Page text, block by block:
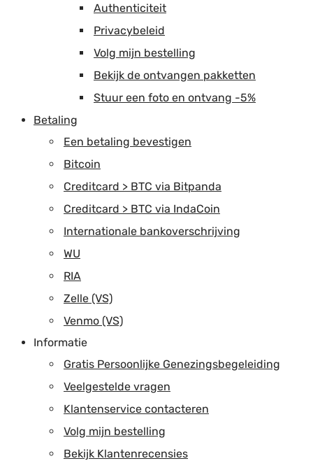
Authenticiteit
Privacybeleid
Volg mijn bestelling
Bekijk de ontvangen pakketten
Stuur een foto en ontvang -5%
Betaling
Een betaling bevestigen
Bitcoin
Creditcard > BTC via Bitpanda
Creditcard > BTC via IndaCoin
Internationale bankoverschrijving
WU
RIA
Zelle (VS)
Venmo (VS)
Informatie
Gratis Persoonlijke Genezingsbegeleiding
Veelgestelde vragen
Klantenservice contacteren
Volg mijn bestelling
Bekijk Klantenrecensies